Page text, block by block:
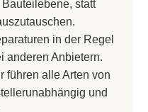
statt
in der Regel
anderen Anbietern.
führen alle Arten von
und